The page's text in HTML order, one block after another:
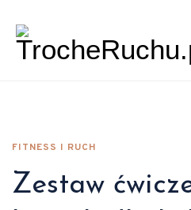
FITNESS I RUCH
Zestaw